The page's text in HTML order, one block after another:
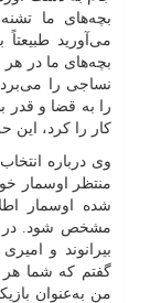
بچه‌های ما
می‌آورید
بچه‌های ما در هر
نساجی را
را به قضا و قدر
کار را کرد،
وی درباره
منتظر اوسمار
شده اوسمار
مشخص شود. در
بیرانوند و
گفتم که شما هر
من به‌عنوان